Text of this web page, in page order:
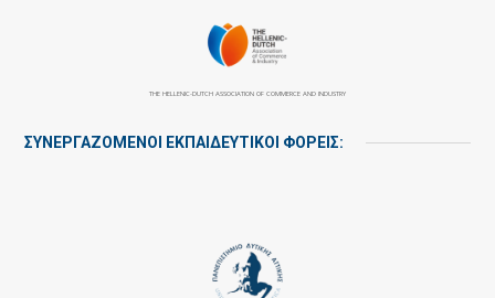
THE HELLENIC-DUTCH ASSOCIATION OF COMMERCE AND INDUSTRY
ΣΥΝΕΡΓΑΖΌΜΕΝΟΙ ΕΚΠΑΙΔΕΥΤΙΚΟΊ ΦΟΡΕΊΣ: